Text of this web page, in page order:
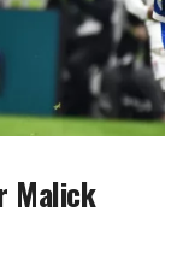
Malick